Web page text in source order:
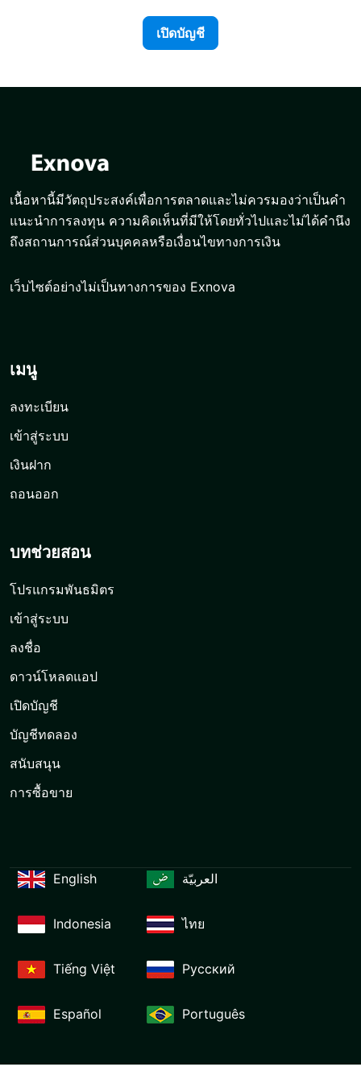
เปิดบัญชี
เนื้อหานี้มีวัตถุประสงค์เพื่อการตลาดและไม่ควรมองว่าเป็นคำ
แนะนำการลงทุน ความคิดเห็นที่มีให้โดยทั่วไปและไม่ได้คำนึง
ถึงสถานการณ์ส่วนบุคคลหรือเงื่อนไขทางการเงิน
เว็บไซต์อย่างไม่เป็นทางการของ Exnova
เมนู
ลงทะเบียน
เข้าสู่ระบบ
เงินฝาก
ถอนออก
บทช่วยสอน
โปรแกรมพันธมิตร
เข้าสู่ระบบ
ลงชื่อ
ดาวน์โหลดแอป
เปิดบัญชี
บัญชีทดลอง
สนับสนุน
การซื้อขาย
English العربيّة
Indonesia ไทย
Tiếng Việt Русский
Español Português